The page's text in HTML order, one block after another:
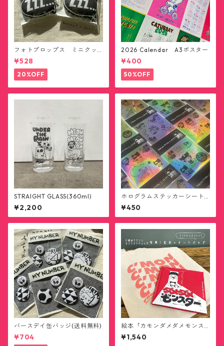
フォトプロップス ミニクッ
ション(送料無料)
¥528
20%OFF
2026 Calendar A3ポスター
¥400
50%OFF
STRAIGHT GLASS(360ml)
¥2,200
ホログラムステッカーシート
(送料無料)
¥450
バースデイ缶バッジ(送料無料)
¥704
絵本「カモンダメダメモンス
ター」トートバッグ付き(送料
無料)
¥1,540